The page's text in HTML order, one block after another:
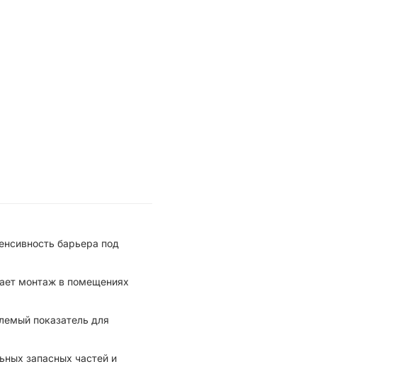
барьера под
монтаж в помещениях
показатель для
запасных частей и